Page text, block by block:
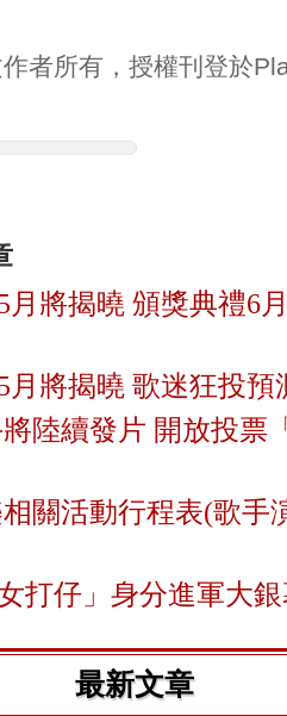
作者所有，授權刊登於
將揭曉 頒獎典禮6
月將揭曉 歌迷狂投預
陸續發片 開放投票
關活動行程表(歌手
打仔」身分進軍大
最新文章